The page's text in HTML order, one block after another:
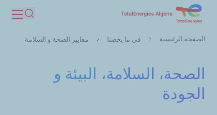
المحتوى
TotalEnergies Algérie
بحث
مسار
الصفحة الرئيسية في ما يخصنا معايير الصحة و السلامة
الصحة، السلامة، البيئة و
الجودة